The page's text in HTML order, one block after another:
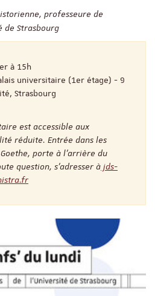
professeure de
de Strasbourg
à 15h
universitaire (1er étage) - 9
Strasbourg
est accessible aux
réduite. Entrée dans les
porte à l’arrière du
question, s’adresser à jds-